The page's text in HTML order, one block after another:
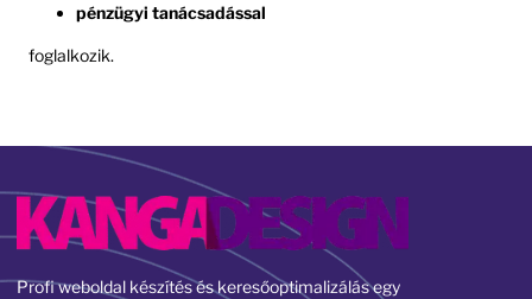
pénzügyi tanácsadással
foglalkozik.
Profi weboldal készítés és keresőoptimalizálás egy